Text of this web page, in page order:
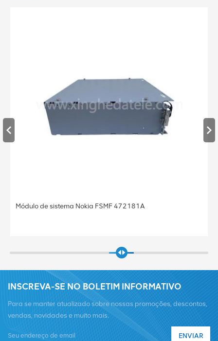
Estação base Nokia FRGU RRU 472956A FLEXI RF
INSCREVA-SE NO BOLETIM INFORMATIVO
Para se manter atualizado sobre nossas promoções, descontos,
vendas, novidades e muito mais.
ENVIAR
E-mail :summer@chinaxingheda.com